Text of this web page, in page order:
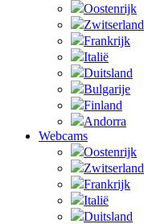
Oostenrijk
Zwitserland
Frankrijk
Italië
Duitsland
Bulgarije
Finland
Andorra
Webcams
Oostenrijk
Zwitserland
Frankrijk
Italië
Duitsland